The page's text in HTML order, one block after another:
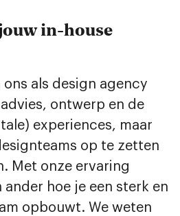
in-house
ons als design agency
ontwerp en de
experiences, maar
op te zetten
Met onze ervaring
ander hoe je een sterk en
opbouwt. We weten